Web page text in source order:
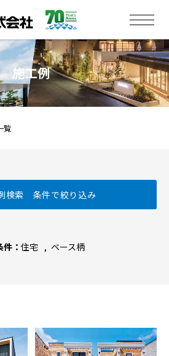
施工例
覧
検索 条件で絞り込み
： 住宅 ベース柄